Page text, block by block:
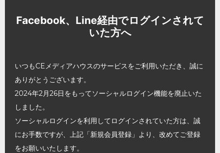
Facebook、Line経由でログインされて
いた方へ
いつもCEメディアハウスのサービスをご利用いただき、誠に
ありがとうございます。
2024年2月26日をもってソーシャルログイン機能を廃止いた
しました。
ソーシャルログインを利用してログインされていた方は、誠
にお手数ですが、上記「新規会員登録」より、改めてご登録
をお願いいたします。